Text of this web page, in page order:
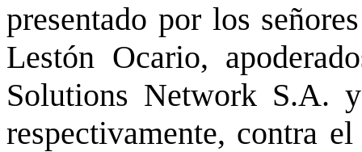
presentado por los
Lestón Ocario,
Solutions Network S.A.
respectivamente, contra